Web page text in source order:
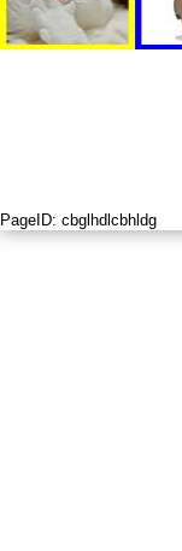
PageID: cbglhdlcbhldg